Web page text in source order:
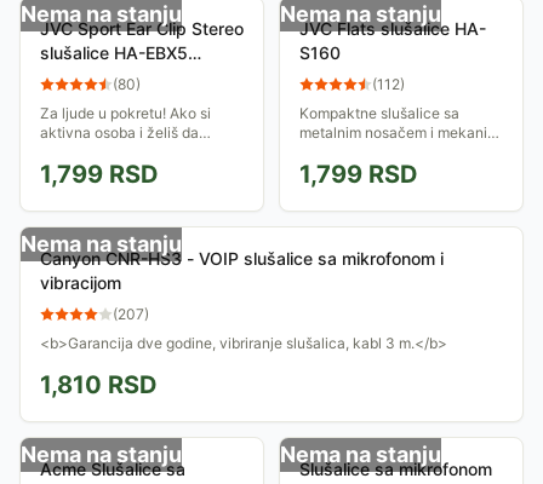
Nema na stanju
JVC Sport Ear Clip Stereo
slušalice HA-EBX5
crvene
(80)
Za ljude u pokretu! Ako si
aktivna osoba i želiš da
i pri bavljenju sportom, ovo
specijalno dizajnirane
slušalice su...
1,799 RSD
Nema na stanju
JVC Flats slušalice HA-
S160
(112)
Kompaktne slušalice sa
metalnim nosačem i mekanim
okreću i na taj način prilagode
svakom korisniku. Isporučuju
kristalno...
1,799 RSD
Nema na stanju
Canyon CNR-HS3 - VOIP slušalice sa mikrofonom i
vibracijom
(207)
<b>Garancija dve godine, vibriranje slušalica, kabl 3 m.</b>
1,810 RSD
Nema na stanju
Acme Slušalice sa
Nema na stanju
Slušalice sa mikrofonom